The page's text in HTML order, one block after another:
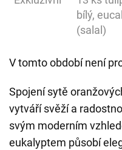
bílý,
(salal)
V tomto období není
Spojení sytě
vytváří svěží a
svým moderním
eukalyptem působí